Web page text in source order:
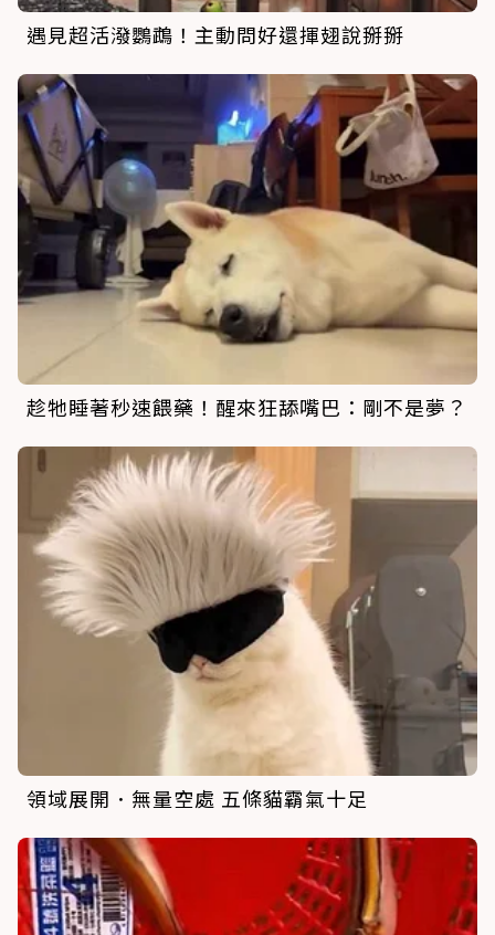
遇見超活潑鸚鵡！主動問好還揮翅說掰掰
趁牠睡著秒速餵藥！醒來狂舔嘴巴：剛不是夢？
領域展開．無量空處 五條貓霸氣十足